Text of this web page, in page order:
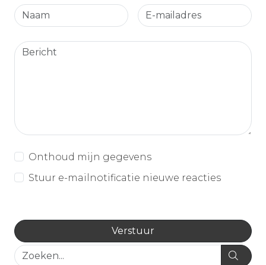
Onthoud mijn gegevens
Stuur e-mailnotificatie nieuwe reacties